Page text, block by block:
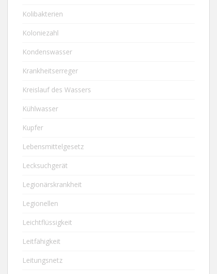
Kolibakterien
Koloniezahl
Kondenswasser
Krankheitserreger
Kreislauf des Wassers
Kühlwasser
Kupfer
Lebensmittelgesetz
Lecksuchgerät
Legionärskrankheit
Legionellen
Leichtflüssigkeit
Leitfähigkeit
Leitungsnetz